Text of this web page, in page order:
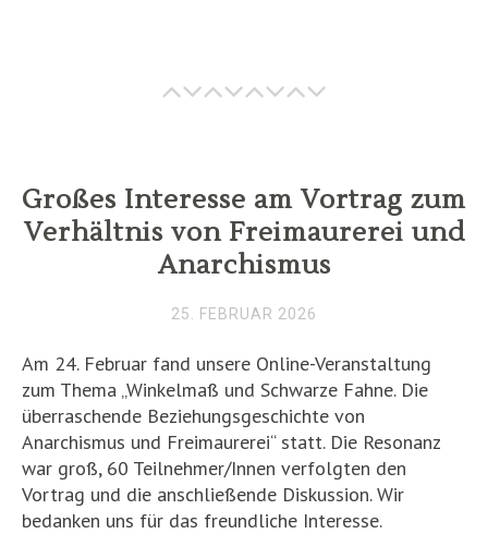
Großes Interesse am Vortrag zum
Verhältnis von Freimaurerei und
Anarchismus
25. FEBRUAR 2026
Am 24. Februar fand unsere Online-Veranstaltung
zum Thema „Winkelmaß und Schwarze Fahne. Die
überraschende Beziehungsgeschichte von
Anarchismus und Freimaurerei“ statt. Die Resonanz
war groß, 60 Teilnehmer/Innen verfolgten den
Vortrag und die anschließende Diskussion. Wir
bedanken uns für das freundliche Interesse.